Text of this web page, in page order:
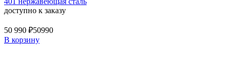
доступно к заказу
50 990 ₽50990
В корзину